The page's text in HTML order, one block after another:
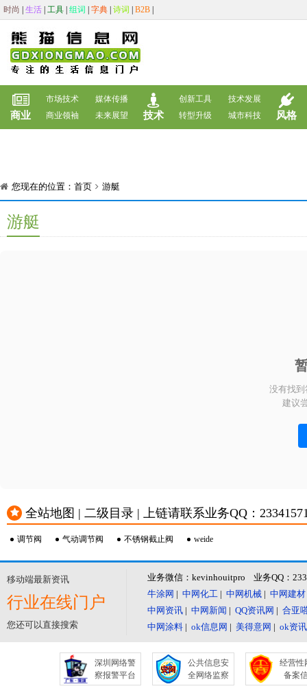
时尚 生活 工具 组词 字典 诗词 B2B
商业
市场技术
媒体传播
商业领袖
未来展望 技术
创新工具
技术发展
转型升级
城市科技 风格
您现在的位置： 首页 游艇
游艇
没有找
建议
全站地图 | 二级目录 | 上链请联系业务QQ：
调节阀 气动调节阀 不锈钢截止阀 weide
移动端最新资讯
行业在线门户
您还可以直接搜索
业务微信：kevinhouitpro 业务QQ：
牛涂网 | 中网化工 | 中网机械 | 中网建材
中网资讯 | 中网新闻 | QQ资讯网 | 合亚
中网涂料 | ok信息网 | 美得意网 | ok资
深圳网络警
察报警平台
公共信息安
全网络监察
经营性
备案